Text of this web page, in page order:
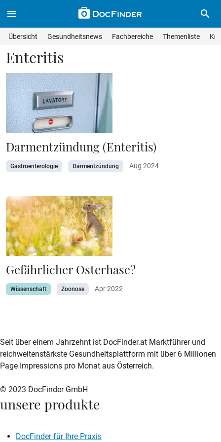
Übersicht Gesundheitsnews Fachbereiche ThemenlisteSuche
Enteritis
Darmentzündung (Enteritis)
Gastroenterologie Darmentzündung Aug 2024
Gefährlicher Osterhase?
Wissenschaft Zoonose Apr 2022
zur DocFinder-Startseite
logo icon
Seit über einem Jahrzehnt ist DocFinder.at Marktführer und
reichweitenstärkste Gesundheitsplattform mit über 6 Millionen
Page Impressions pro Monat aus Österreich.
© 2023 DocFinder GmbH
unsere produkte
DocFinder für Ihre Praxis